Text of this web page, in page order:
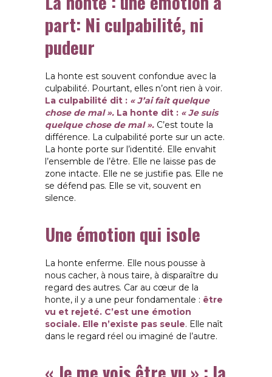
part: Ni culpabilité, ni
pudeur
La honte est souvent confondue avec la
culpabilité. Pourtant, elles n’ont rien à voir.
La culpabilité dit : « J’ai fait quelque
chose de mal ». La honte dit : « Je suis
quelque chose de mal ». C’est toute la
différence. La culpabilité porte sur un acte.
La honte porte sur l’identité. Elle envahit
l’ensemble de l’être. Elle ne laisse pas de
zone intacte. Elle ne se justifie pas. Elle ne
se défend pas. Elle se vit, souvent en
silence.
Une émotion qui isole
La honte enferme. Elle nous pousse à
nous cacher, à nous taire, à disparaître du
regard des autres. Car au cœur de la
honte, il y a une peur fondamentale : être
vu et rejeté. C’est une émotion
sociale. Elle n’existe pas seule. Elle naît
dans le regard réel ou imaginé de l’autre.
« Je me vois être vu » : la